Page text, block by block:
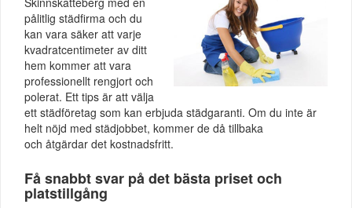
pålitlig städfirma och du
kan vara säker att varje
kvadratcentimeter av ditt
hem kommer att vara
professionellt rengjort och
polerat. Ett tips är att välja
ett städföretag som kan erbjuda städgaranti. Om du inte är
helt nöjd med städjobbet, kommer de då tillbaka
och åtgärdar det kostnadsfritt.
Få snabbt svar på det bästa priset och
platstillgång